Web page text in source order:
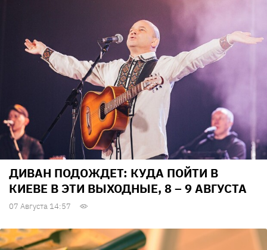
ДИВАН ПОДОЖДЕТ: КУДА ПОЙТИ В
КИЕВЕ В ЭТИ ВЫХОДНЫЕ, 8 – 9 АВГУСТА
07 Августа 14:57